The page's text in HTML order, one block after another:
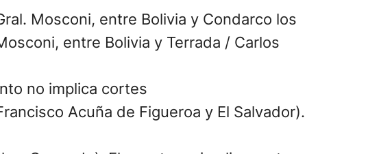
Mosconi, entre Bolivia y Condarco los
entre Bolivia y Terrada / Carlos
no implica cortes
Acuña de Figueroa y El Salvador).